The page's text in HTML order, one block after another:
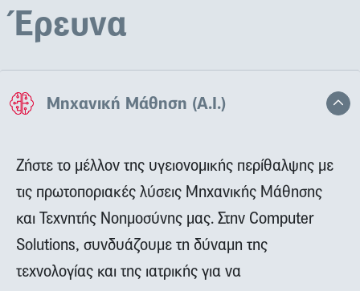
Έρευνα
Μηχανική Μάθηση (Α.Ι.)
Ζήστε το μέλλον της υγειονομικής περίθαλψης με
τις πρωτοποριακές λύσεις Μηχανικής Μάθησης
και Τεχνητής Νοημοσύνης μας. Στην Computer
Solutions, συνδυάζουμε τη δύναμη της
τεχνολογίας και της ιατρικής για να